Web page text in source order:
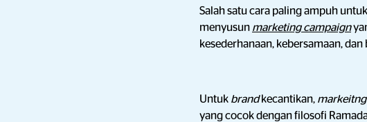
Salah satu cara paling ampuh
menyusun marketing campaign
kesederhanaan, kebersamaan, dan
Untuk brandkecantikan,
yang cocok dengan filosofi